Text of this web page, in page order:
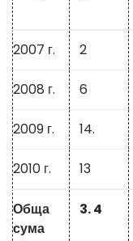
2007 г. 2
2008 г. 6
2009 г. 14.
2010 г. 13
Обща
сума
3. 4